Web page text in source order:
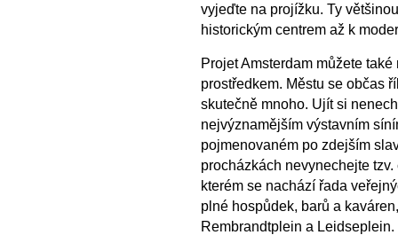
vyjeďte na projížku. Ty
historickým centrem až k
Projet Amsterdam můžete
prostředkem. Městu se občas
skutečně mnoho. Ujít si
nejvýznamějším výstavním
pojmenovaném po zdejším
procházkách nevynechejte
kterém se nachází řada
plné hospůdek, barů a
Rembrandtplein a